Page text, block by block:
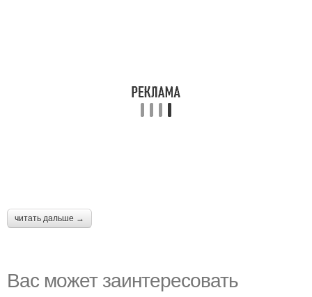
читать дальше →
Вас может заинтересовать